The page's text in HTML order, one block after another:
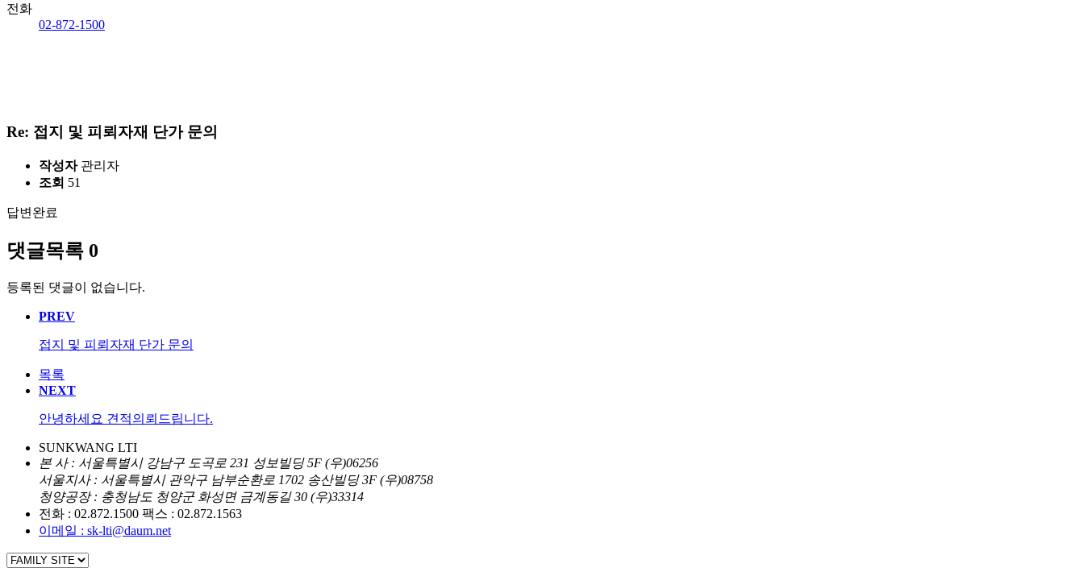
전화
02-872-1500
Re: 접지 및 피뢰자재 단가 문의
작성자 관리자
조회 51
답변완료
댓글목록 0
등록된 댓글이 없습니다.
PREV
접지 및 피뢰자재 단가 문의
목록
NEXT
안녕하세요 견적의뢰드립니다.
SUNKWANG LTI
본 사 : 서울특별시 강남구 도곡로 231 성보빌딩 5F (우)06256
서울지사 : 서울특별시 관악구 남부순환로 1702 송산빌딩 3F (우)08758
청양공장 : 충청남도 청양군 화성면 금계동길 30 (우)33314
전화 : 02.872.1500 팩스 : 02.872.1563
이메일 : sk-lti@daum.net